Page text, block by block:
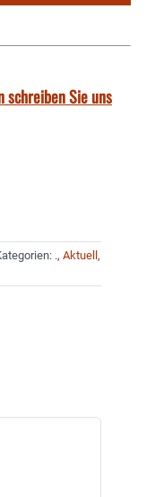
schreiben Sie uns
., Aktuell ,